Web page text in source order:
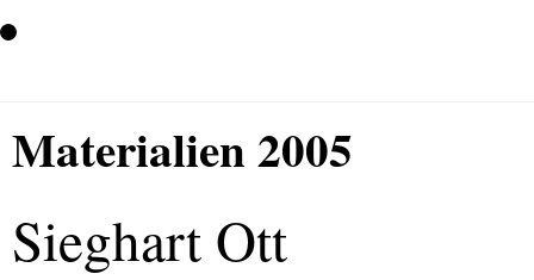
Materialien 2005
Sieghart Ott